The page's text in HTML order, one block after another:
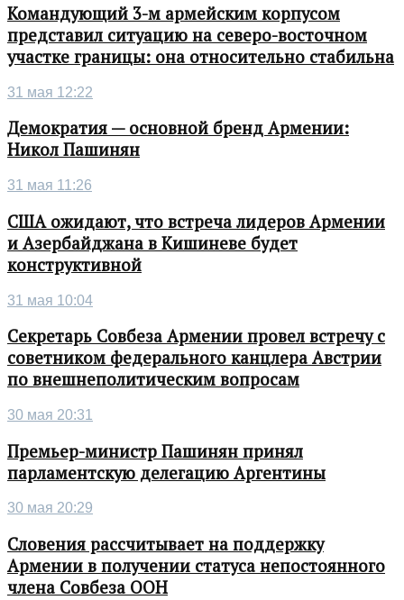
Командующий 3-м армейским корпусом
представил ситуацию на северо-восточном
участке границы: она относительно стабильна
31 мая 12:22
Демократия — основной бренд Армении:
Никол Пашинян
31 мая 11:26
США ожидают, что встреча лидеров Армении
и Азербайджана в Кишиневе будет
конструктивной
31 мая 10:04
Секретарь Совбеза Армении провел встречу с
советником федерального канцлера Австрии
по внешнеполитическим вопросам
30 мая 20:31
Премьер-министр Пашинян принял
парламентскую делегацию Аргентины
30 мая 20:29
Словения рассчитывает на поддержку
Армении в получении статуса непостоянного
члена Совбеза ООН